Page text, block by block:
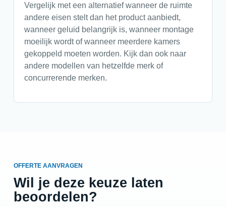
Vergelijk met een alternatief wanneer de ruimte
andere eisen stelt dan het product aanbiedt,
wanneer geluid belangrijk is, wanneer montage
moeilijk wordt of wanneer meerdere kamers
gekoppeld moeten worden. Kijk dan ook naar
andere modellen van hetzelfde merk of
concurrerende merken.
OFFERTE AANVRAGEN
Wil je deze keuze laten
beoordelen?